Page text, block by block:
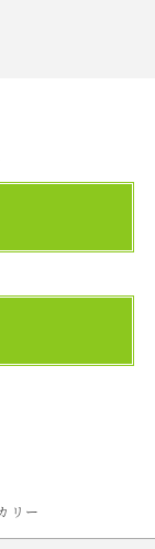
リー